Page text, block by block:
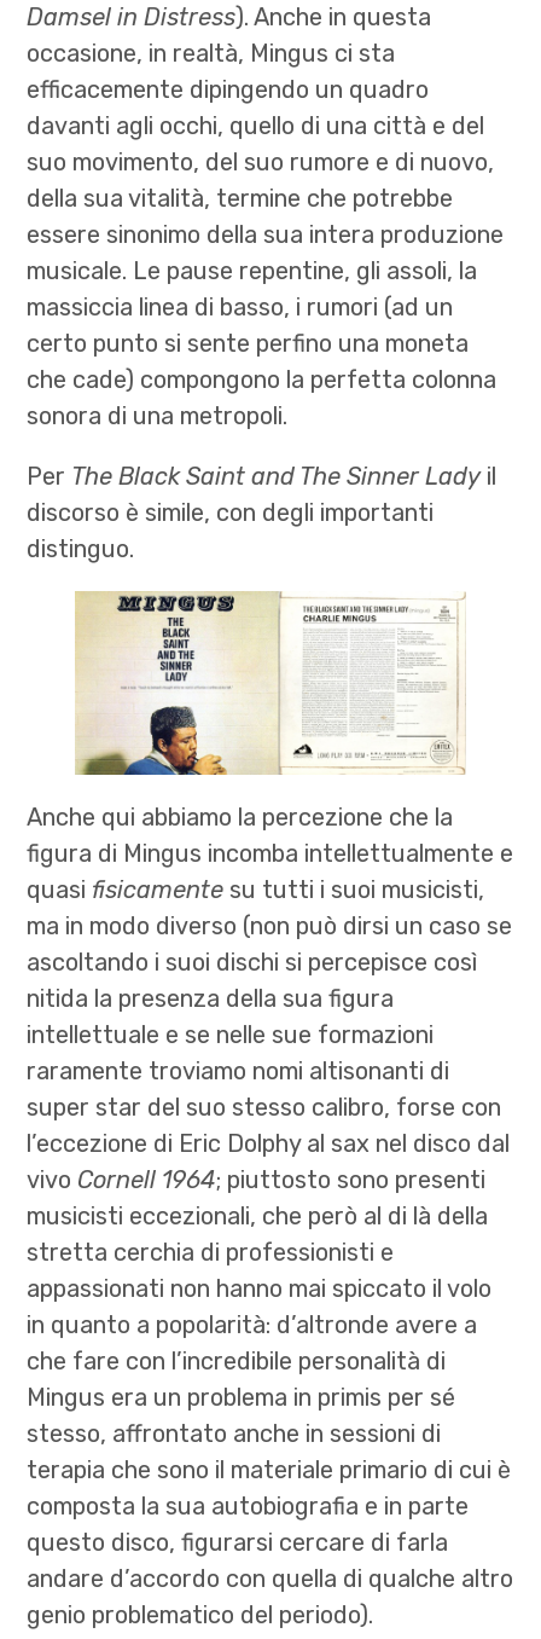
Damsel in Distress). Anche in questa
occasione, in realtà, Mingus ci sta
efficacemente dipingendo un quadro
davanti agli occhi, quello di una città e del
suo movimento, del suo rumore e di nuovo,
della sua vitalità, termine che potrebbe
essere sinonimo della sua intera produzione
musicale. Le pause repentine, gli assoli, la
massiccia linea di basso, i rumori (ad un
certo punto si sente perfino una moneta
che cade) compongono la perfetta colonna
sonora di una metropoli.
Per The Black Saint and The Sinner Ladyil
discorso è simile, con degli importanti
distinguo.
Anche qui abbiamo la percezione che la
figura di Mingus incomba intellettualmente e
quasi fisicamente su tutti i suoi musicisti,
ma in modo diverso (non può dirsi un caso se
ascoltando i suoi dischi si percepisce così
nitida la presenza della sua figura
intellettuale e se nelle sue formazioni
raramente troviamo nomi altisonanti di
super star del suo stesso calibro, forse con
l’eccezione di Eric Dolphy al sax nel disco dal
vivo Cornell 1964; piuttosto sono presenti
musicisti eccezionali, che però al di là della
stretta cerchia di professionisti e
appassionati non hanno mai spiccato il volo
in quanto a popolarità: d’altronde avere a
che fare con l’incredibile personalità di
Mingus era un problema in primis per sé
stesso, affrontato anche in sessioni di
terapia che sono il materiale primario di cui è
composta la sua autobiografia e in parte
questo disco, figurarsi cercare di farla
andare d’accordo con quella di qualche altro
genio problematico del periodo).